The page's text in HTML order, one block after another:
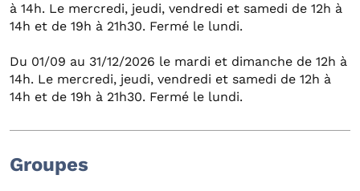
à 14h. Le mercredi, jeudi, vendredi et samedi de 12h à
14h et de 19h à 21h30. Fermé le lundi.
Du 01/09 au 31/12/2026 le mardi et dimanche de 12h à
14h. Le mercredi, jeudi, vendredi et samedi de 12h à
14h et de 19h à 21h30. Fermé le lundi.
Groupes